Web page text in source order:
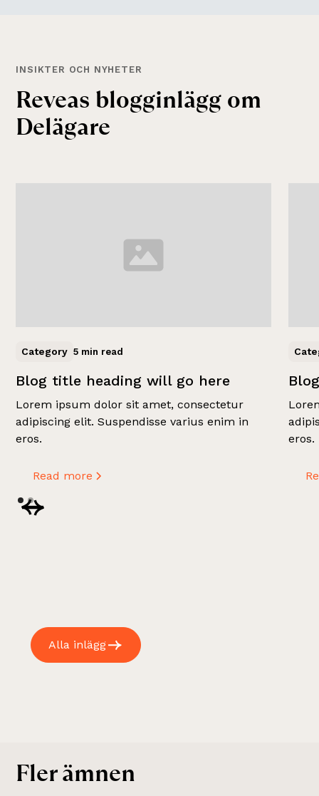
INSIKTER OCH NYHETER
Reveas blogginlägg om
Delägare
Category 5 min read
Blog title heading will go here
Lorem ipsum dolor sit amet, consectetur
adipiscing elit. Suspendisse varius enim in
eros.
Read more
eros.
Alla inlägg
Fler ämnen